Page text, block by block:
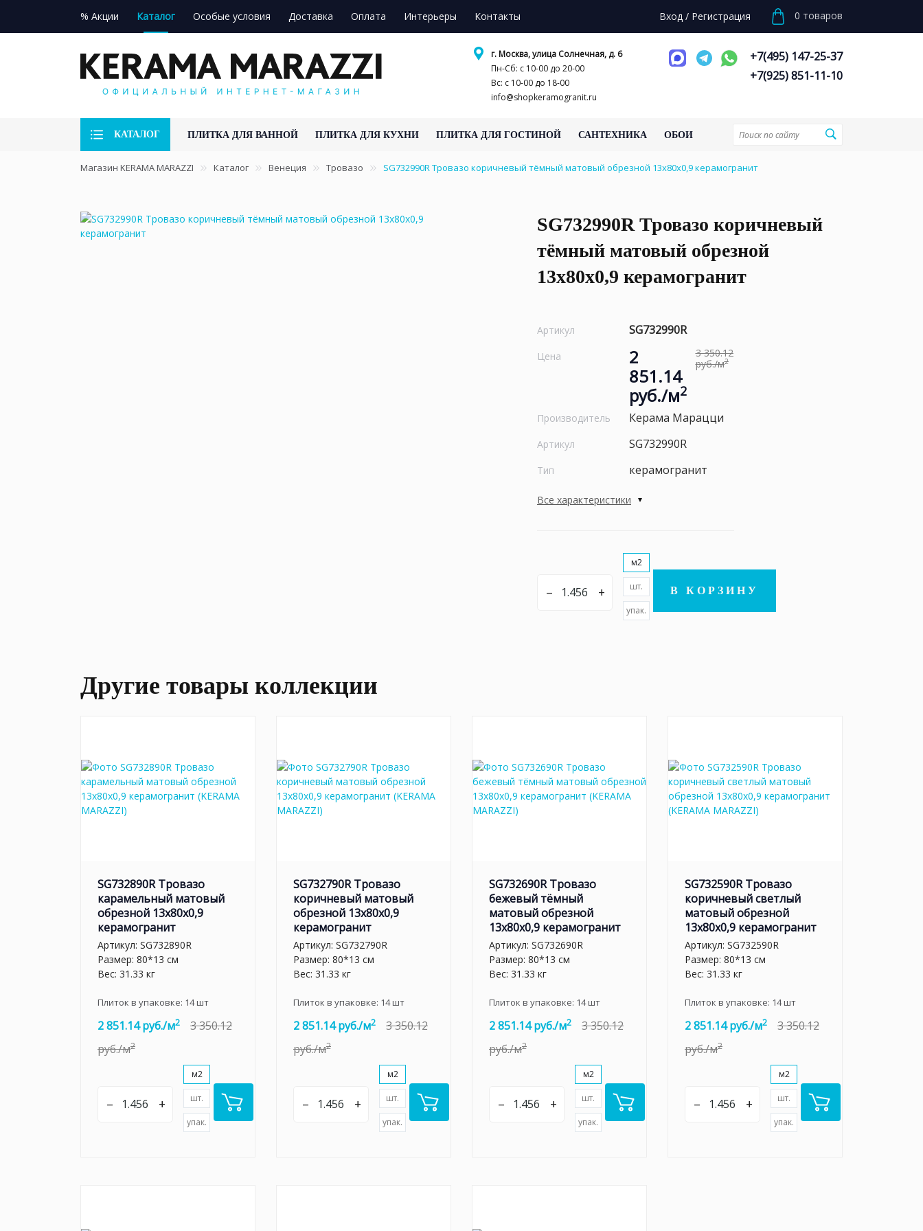
% Акции Каталог Особые условия Доставка Оплата Интерьеры Контакты Вход / Регистрация 0 товаров
г. Москва, улица Солнечная, д. 6
Пн-Сб: с 10-00 до 20-00
Вс: с 10-00 до 18-00
info@shopkeramogranit.ru
+7(495) 147-25-37
+7(925) 851-11-10
КАТАЛОГ ПЛИТКА ДЛЯ ВАННОЙ ПЛИТКА ДЛЯ КУХНИ ПЛИТКА ДЛЯ ГОСТИНОЙ САНТЕХНИКА ОБОИ
Магазин KERAMA MARAZZI Каталог Венеция Тровазо SG732990R Тровазо коричневый тёмный матовый обрезной 13x80x0,9 керамогранит
SG732990R Тровазо коричневый
тёмный матовый обрезной
13x80x0,9 керамогранит
Артикул SG732990R
Цена
2
851.14
руб./м2
3 350.12
руб./м2
Производитель Керама Марацци
Артикул SG732990R
Тип керамогранит
Все характеристики
– +
м2
шт.
упак.
В КОРЗИНУ
Другие товары коллекции
SG732890R Тровазо
карамельный матовый
обрезной 13x80x0,9
керамогранит
Артикул: SG732890R
Размер: 80*13 см
Вес: 31.33 кг
Плиток в упаковке: 14шт
2 851.14 руб./м2
3 350.12
руб./м2
– +
м2
шт.
упак.
SG732790R Тровазо
коричневый матовый
обрезной 13x80x0,9
керамогранит
Артикул: SG732790R
Размер: 80*13 см
Вес: 31.33 кг
Плиток в упаковке: 14шт
2 851.14 руб./м2
3 350.12
руб./м2
– +
м2
шт.
упак.
SG732690R Тровазо
бежевый тёмный
матовый обрезной
13x80x0,9 керамогранит
Артикул: SG732690R
Размер: 80*13 см
Вес: 31.33 кг
Плиток в упаковке: 14шт
2 851.14 руб./м2
3 350.12
руб./м2
– +
м2
шт.
упак.
SG732590R Тровазо
коричневый светлый
матовый обрезной
13x80x0,9 керамогранит
Артикул: SG732590R
Размер: 80*13 см
Вес: 31.33 кг
Плиток в упаковке: 14шт
2 851.14 руб./м2
3 350.12
руб./м2
– +
м2
шт.
упак.